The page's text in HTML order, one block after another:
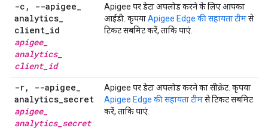
-c , --apigee_
analytics_
client_id
apigee_
analytics_
client_ id
Apigee पर डेटा अपलोड करने के लिए आपका
आईडी. कृपयाApigee Edge की सहायता टीमसे
टिकट सबमिट करें, ताकि पाएं.
-r, --apigee_
analytics_secret
apigee_
analytics_ secret
Apigee पर डेटा अपलोड करने का सीक्रेट. कृपया
Apigee Edge की सहायता टीमसे टिकट सबमिट
करें, ताकि पाएं.